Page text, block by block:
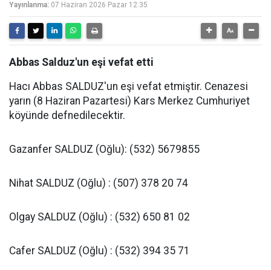
Yayınlanma: 07 Haziran 2026 Pazar 12:35
Abbas Salduz'un eşi vefat etti
Hacı Abbas SALDUZ'un eşi vefat etmiştir. Cenazesi
yarın (8 Haziran Pazartesi) Kars Merkez Cumhuriyet
köyünde defnedilecektir.
Gazanfer SALDUZ (Oğlu): (532) 5679855
Nihat SALDUZ (Oğlu) : (507) 378 20 74
Olgay SALDUZ (Oğlu) : (532) 650 81 02
Cafer SALDUZ (Oğlu) : (532) 394 35 71